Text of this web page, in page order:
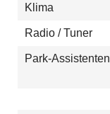
Klima
Radio / Tuner
Park-Assistenten